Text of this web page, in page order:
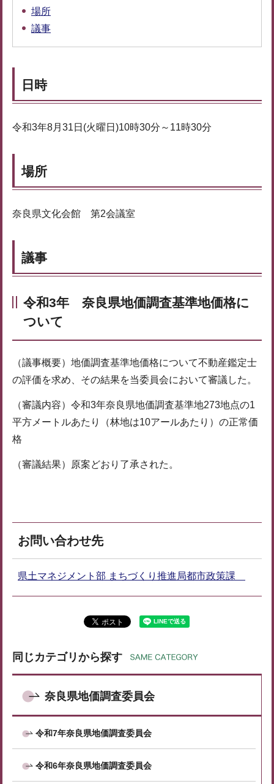
場所
議事
日時
令和3年8月31日(火曜日)10時30分～11時30分
場所
奈良県文化会館 第2会議室
議事
令和3年 奈良県地価調査基準地価格に
ついて
（議事概要）地価調査基準地価格について不動産鑑定士
の評価を求め、その結果を当委員会において審議した。
（審議内容）令和3年奈良県地価調査基準地273地点の1
平方メートルあたり（林地は10アールあたり）の正常価
格
（審議結果）原案どおり了承された。
お問い合わせ先
県土マネジメント部 まちづくり推進局都市政策課
同じカテゴリから探す
奈良県地価調査委員会
令和7年奈良県地価調査委員会
令和6年奈良県地価調査委員会